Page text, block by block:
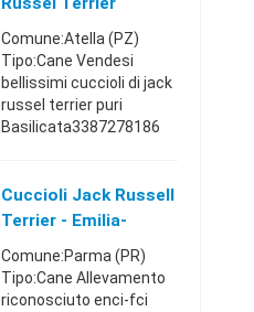
Comune:Atella (PZ)
Tipo:Cane Vendesi
bellissimi cuccioli di jack
russel terrier puri
Basilicata3387278186
Cuccioli Jack Russell
Terrier - Emilia-
Romagna
Comune:Parma (PR)
Tipo:Cane Allevamento
riconosciuto enci-fci